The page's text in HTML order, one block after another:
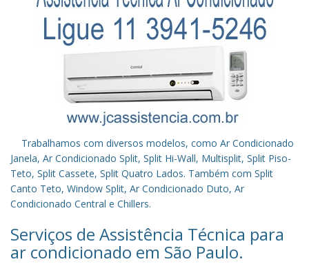
Trabalhamos com diversos modelos, como Ar Condicionado
Janela, Ar Condicionado Split, Split Hi-Wall, Multisplit, Split Piso-
Teto, Split Cassete, Split Quatro Lados. Também com Split
Canto Teto, Window Split, Ar Condicionado Duto, Ar
Condicionado Central e Chillers.
Serviços de Assistência Técnica para
ar condicionado em São Paulo.